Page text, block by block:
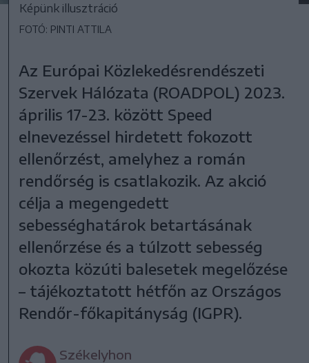
Képünk illusztráció
FOTÓ: PINTI ATTILA
Az Európai Közlekedésrendészeti
Szervek Hálózata (ROADPOL) 2023.
április 17-23. között Speed
elnevezéssel hirdetett fokozott
ellenőrzést, amelyhez a román
rendőrség is csatlakozik. Az akció
célja a megengedett
sebességhatárok betartásának
ellenőrzése és a túlzott sebesség
okozta közúti balesetek megelőzése
– tájékoztatott hétfőn az Országos
Rendőr-főkapitányság (IGPR).
Székelyhon